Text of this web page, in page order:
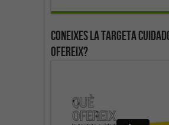
Coneixes la targeta
ofereix?